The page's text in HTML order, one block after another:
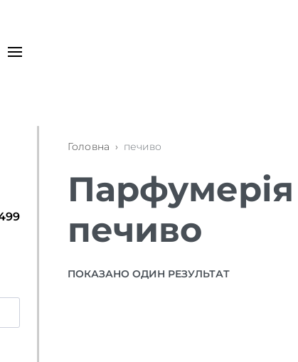
Головна › печиво
печиво
ПОКАЗАНО ОДИН РЕЗУЛЬТАТ